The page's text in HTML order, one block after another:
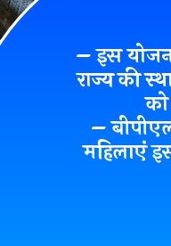
– इस
राज्य की
–
महिलाएं